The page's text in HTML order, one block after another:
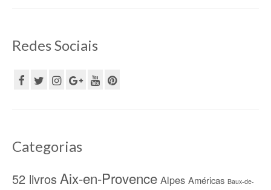
Redes Sociais
Categorias
52 livros Aix-en-Provence Alpes Américas Baux-de-